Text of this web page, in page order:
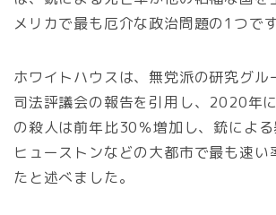
メリカで最も厄介な政治問題の1つです
ホワイトハウスは、無党派の研究グル
司法評議会の報告を引用し、2020年
の殺人は前年比30％増加し、銃によ
ヒューストンなどの大都市で最も速い
たと述べました。